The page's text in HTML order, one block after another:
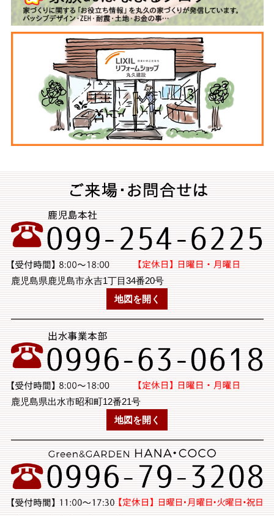
鹿児島県鹿児島市永吉1丁目34番20号
地図を開く
鹿児島県出水市昭和町12番21号
地図を開く